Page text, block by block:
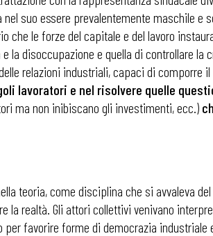
suo essere prevalentemente maschile e
che le forze del capitale e del lavoro
la disoccupazione e quella di controllare la
relazioni industriali, capaci di comporre
lavoratori e nel risolvere quelle
ma non inibiscano gli investimenti, ecc.)
teoria, come disciplina che si avvaleva
la realtà. Gli attori collettivi venivano
favorire forme di democrazia industriale